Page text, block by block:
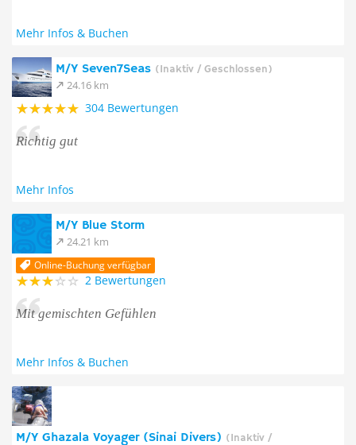
Mehr Infos & Buchen
M/Y Seven7Seas (Inaktiv / Geschlossen)
24.16 km
304 Bewertungen
Richtig gut
Mehr Infos
M/Y Blue Storm
24.21 km
Online-Buchung verfügbar
2 Bewertungen
Mit gemischten Gefühlen
Mehr Infos & Buchen
M/Y Ghazala Voyager (Sinai Divers) (Inaktiv /